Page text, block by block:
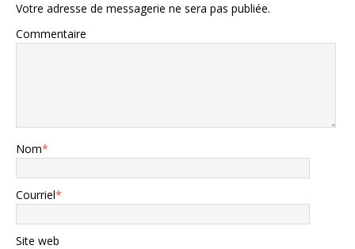
Votre adresse de messagerie ne sera pas publiée.
Commentaire
Nom*
Courriel*
Site web